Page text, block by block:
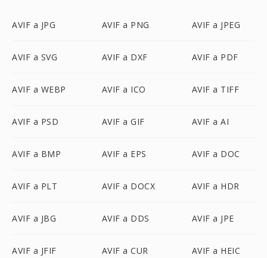
AVIF a JPG AVIF a PNG AVIF a JPEG
AVIF a SVG AVIF a DXF AVIF a PDF
AVIF a WEBP AVIF a ICO AVIF a TIFF
AVIF a PSD AVIF a GIF AVIF a AI
AVIF a BMP AVIF a EPS AVIF a DOC
AVIF a PLT AVIF a DOCX AVIF a HDR
AVIF a JBG AVIF a DDS AVIF a JPE
AVIF a JFIF AVIF a CUR AVIF a HEIC